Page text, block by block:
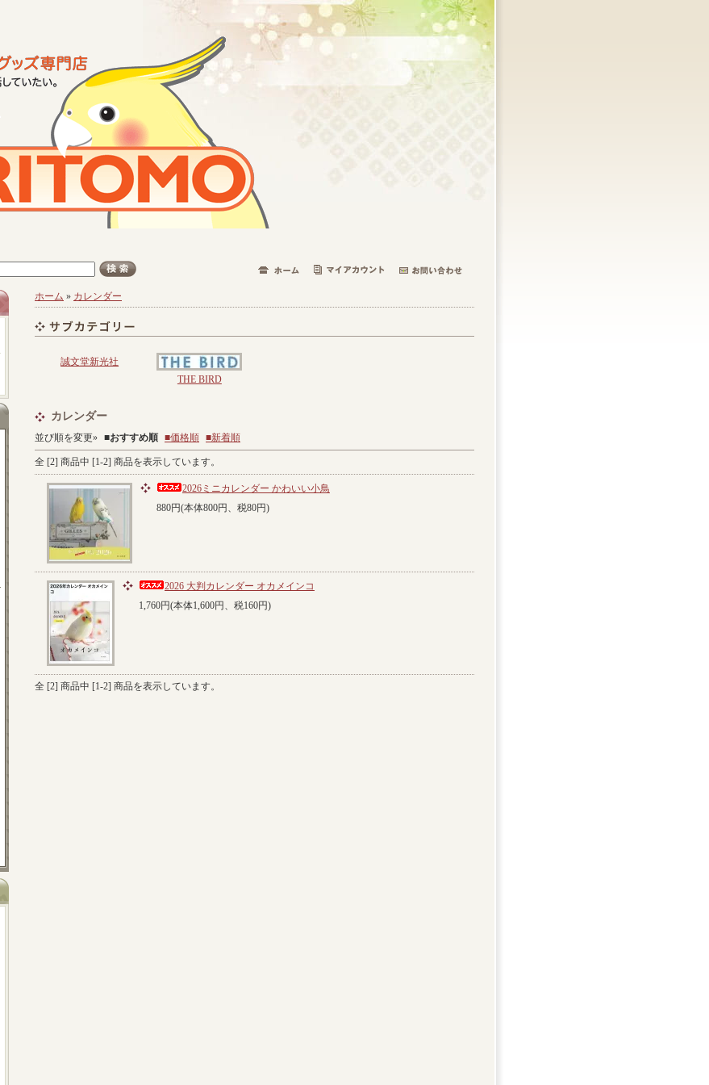
ホーム » カレンダー
誠文堂新光社
THE BIRD
カレンダー
並び順を変更» ■おすすめ順 ■価格順 ■新着順
全 [2] 商品中 [1-2] 商品を表示しています。
2026ミニカレンダー かわいい小鳥
880円(本体800円、税80円)
2026 大判カレンダー オカメインコ
1,760円(本体1,600円、税160円)
全 [2] 商品中 [1-2] 商品を表示しています。